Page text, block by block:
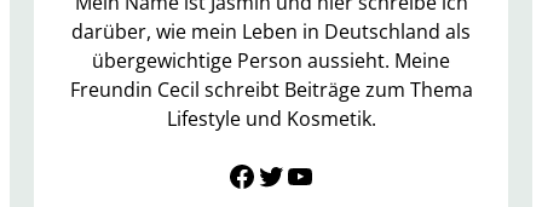
a
i
2
0
1
d
D
e
o
darüber, wie mein Leben in Deutschland als
übergewichtige Person aussieht. Meine
Freundin Cecil schreibt Beiträge zum Thema
Lifestyle und Kosmetik.
Link zu Facebook Twitter YouTube